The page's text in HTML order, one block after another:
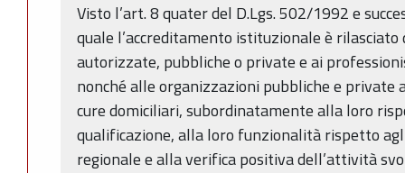
Visto l’art. 8 quater del D.Lgs. 502/1992 e
quale l’accreditamento istituzionale è
autorizzate, pubbliche o private e ai
nonché alle organizzazioni pubbliche e private
cure domiciliari, subordinatamente alla loro
qualificazione, alla loro funzionalità rispetto
regionale e alla verifica positiva dell’attività